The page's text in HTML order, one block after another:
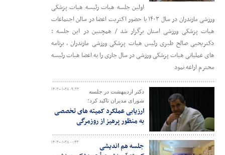
اولین جلسه هیات رئیسه هیات پزشکی
ورزشی مازندران در سال ۱۴۰۳ با حضور اکثریت اعضا در سالن اجتماعات
هیات پزشکی ورزشی استان برگزار شد / همچنین در این جلسه :
دکتریحیی صالح طبری رئیس هیات پزشکی ورزشی مازندران ، برنامه
های عملیاتی هیات پزشکی ورزشی در سال جاری را به اعضا هیات رئیسه
محترم اراعه نمود
۱۴۰۳-۰۱-۲۸ ۰۹:۲۲
دکتر اردیبهشت در جلسه
شورای مدیران تاکید کرد؛
ارزیابی عملکرد کمیته های تخصصی
به منظور پرهیز از روزمرگی
۱۴۰۳-۰۱-۲۸ ۰۰:۴۳
جلسه هم اندیشی